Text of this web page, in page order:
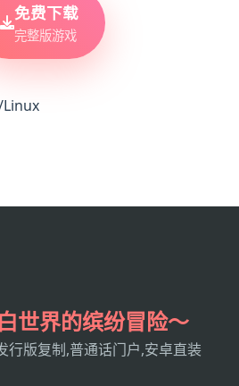
免费下载
完整版游戏
世界的缤纷冒险～
行版复制,普通话门户,安卓直装